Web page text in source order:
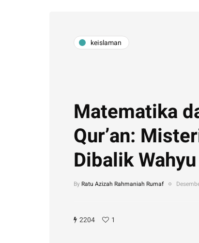
keislaman
Matematika
Qur’an:
Dibalik Wahyu
By Ratu Azizah Rahmaniah Rumaf
2204 1